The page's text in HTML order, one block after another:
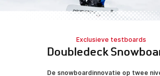
Exclusieve testboards
Doubledeck
De snowboardinnovatie op twee